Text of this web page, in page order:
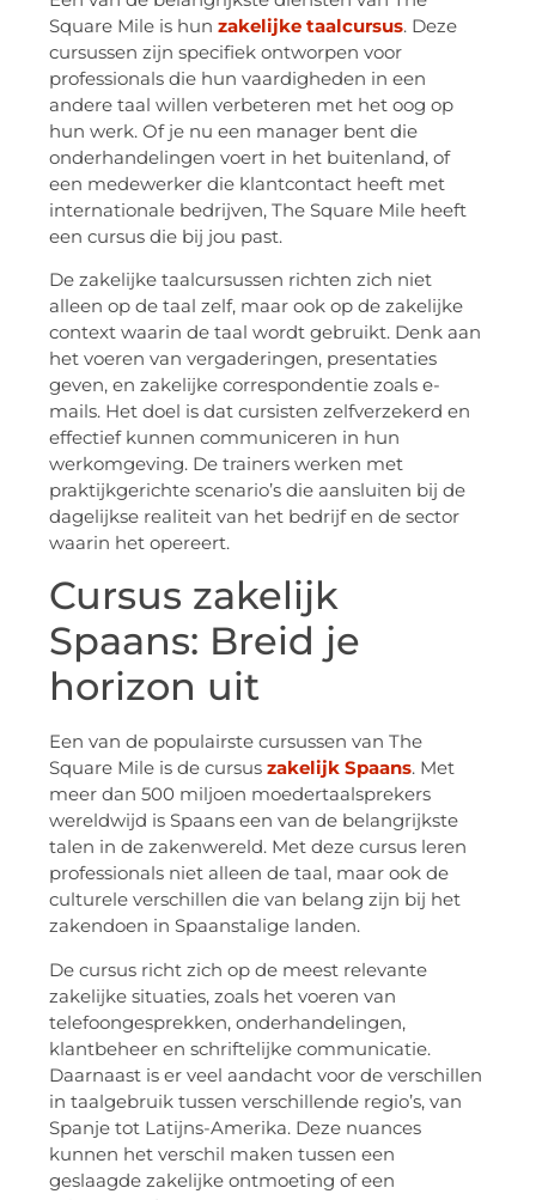
Square Mile is hun zakelijke taalcursus. Deze
cursussen zijn specifiek ontworpen voor
professionals die hun vaardigheden in een
andere taal willen verbeteren met het oog op
hun werk. Of je nu een manager bent die
onderhandelingen voert in het buitenland, of
een medewerker die klantcontact heeft met
internationale bedrijven, The Square Mile heeft
een cursus die bij jou past.
De zakelijke taalcursussen richten zich niet
alleen op de taal zelf, maar ook op de zakelijke
context waarin de taal wordt gebruikt. Denk aan
het voeren van vergaderingen, presentaties
geven, en zakelijke correspondentie zoals e-
mails. Het doel is dat cursisten zelfverzekerd en
effectief kunnen communiceren in hun
werkomgeving. De trainers werken met
praktijkgerichte scenario’s die aansluiten bij de
dagelijkse realiteit van het bedrijf en de sector
waarin het opereert.
Cursus zakelijk
Spaans: Breid je
horizon uit
Een van de populairste cursussen van The
Square Mile is de cursus zakelijk Spaans. Met
meer dan 500 miljoen moedertaalsprekers
wereldwijd is Spaans een van de belangrijkste
talen in de zakenwereld. Met deze cursus leren
professionals niet alleen de taal, maar ook de
culturele verschillen die van belang zijn bij het
zakendoen in Spaanstalige landen.
De cursus richt zich op de meest relevante
zakelijke situaties, zoals het voeren van
telefoongesprekken, onderhandelingen,
klantbeheer en schriftelijke communicatie.
Daarnaast is er veel aandacht voor de verschillen
in taalgebruik tussen verschillende regio’s, van
Spanje tot Latijns-Amerika. Deze nuances
kunnen het verschil maken tussen een
geslaagde zakelijke ontmoeting of een